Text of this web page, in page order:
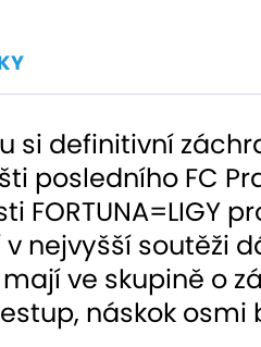
si definitivní
posledního FC
FORTUNA=LIGY
nejvyšší soutěži
ve skupině o
náskok osmi